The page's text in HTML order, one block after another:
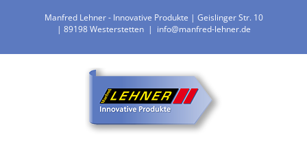
Manfred Lehner - Innovative Produkte | Geislinger Str. 10
| 89198 Westerstetten | info@manfred-lehner.de